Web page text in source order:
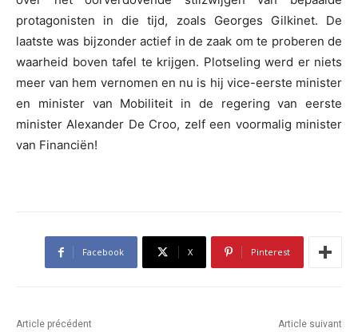
protagonisten in die tijd, zoals Georges Gilkinet. De
laatste was bijzonder actief in de zaak om te proberen de
waarheid boven tafel te krijgen. Plotseling werd er niets
meer van hem vernomen en nu is hij vice-eerste minister
en minister van Mobiliteit in de regering van eerste
minister Alexander De Croo, zelf een voormalig minister
van Financiën!
Facebook X Pinterest
Article précédent Article suivant